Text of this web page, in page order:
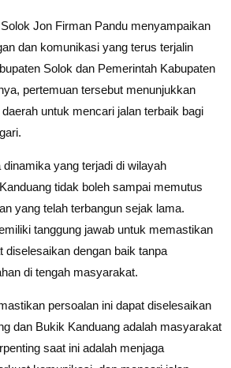
Jon Firman Pandu menyampaikan
dan komunikasi yang terus terjalin
Solok dan Pemerintah Kabupaten
pertemuan tersebut menunjukkan
untuk mencari jalan terbaik bagi
yang terjadi di wilayah
tidak boleh sampai memutus
yang telah terbangun sejak lama.
tanggung jawab untuk memastikan
diselesaikan dengan baik tanpa
di tengah masyarakat.
persoalan ini dapat diselesaikan
dan Bukik Kanduang adalah masyarakat
saat ini adalah menjaga